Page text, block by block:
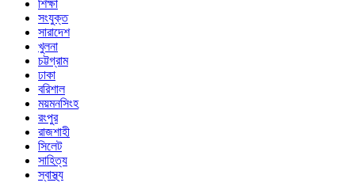
শিক্ষা
সংযুক্ত
সারাদেশ
খুলনা
চট্টগ্রাম
ঢাকা
বরিশাল
ময়মনসিংহ
রংপুর
রাজশাহী
সিলেট
সাহিত্য
স্বাস্থ্য